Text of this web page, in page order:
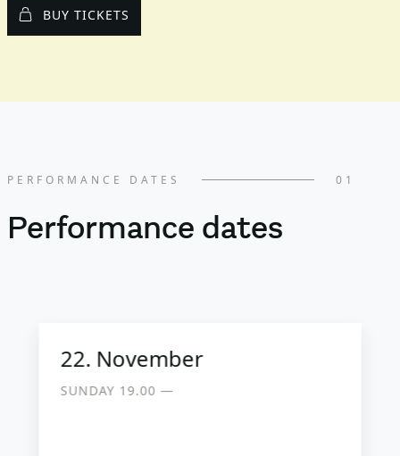
BUY TICKETS
Performance dates
PERFORMANCE DATES 01
22. November
SUNDAY 19.00 ―